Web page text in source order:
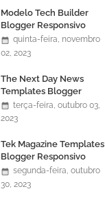
Modelo Tech Builder
Blogger Responsivo
quinta-feira, novembro
02, 2023
The Next Day News
Templates Blogger
Responsivo
terça-feira, outubro 03,
2023
Tek Magazine Templates
Blogger Responsivo
segunda-feira, outubro
30, 2023